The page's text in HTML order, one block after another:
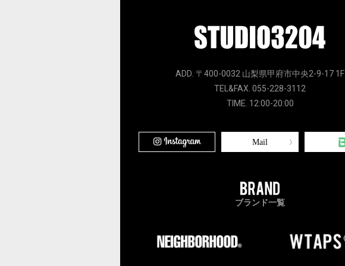
ADD. 〒400-0032 山梨県甲府市中央2-9-17 1F
TEL&FAX. 055-228-3112
TIME. 12:00-20:00
Mail
ブランド一覧